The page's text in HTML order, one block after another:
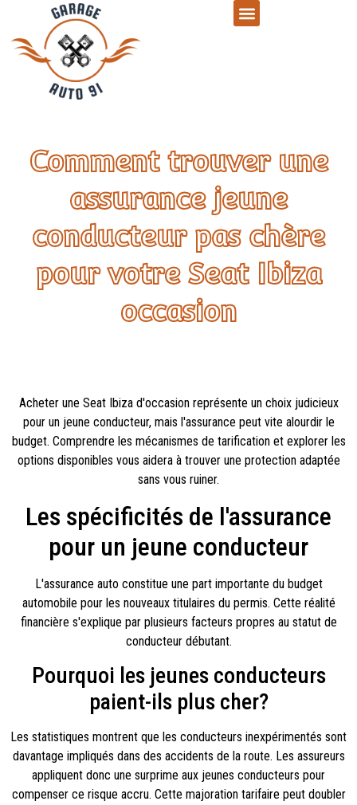
Comment trouver une
assurance jeune
conducteur pas chère
pour votre Seat Ibiza
occasion
Acheter une Seat Ibiza d'occasion représente un choix judicieux
pour un jeune conducteur, mais l'assurance peut vite alourdir le
budget. Comprendre les mécanismes de tarification et explorer les
options disponibles vous aidera à trouver une protection adaptée
sans vous ruiner.
Les spécificités de l'assurance
pour un jeune conducteur
L'assurance auto constitue une part importante du budget
automobile pour les nouveaux titulaires du permis. Cette réalité
financière s'explique par plusieurs facteurs propres au statut de
conducteur débutant.
Pourquoi les jeunes conducteurs
paient-ils plus cher?
Les statistiques montrent que les conducteurs inexpérimentés sont
davantage impliqués dans des accidents de la route. Les assureurs
appliquent donc une surprime aux jeunes conducteurs pour
compenser ce risque accru. Cette majoration tarifaire peut doubler